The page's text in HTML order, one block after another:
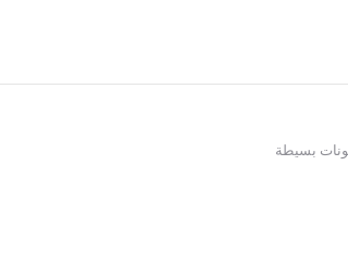
بسيطة